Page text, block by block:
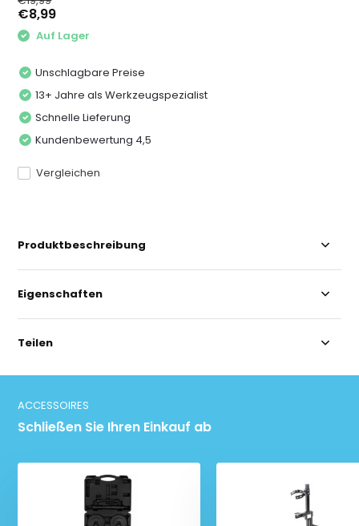
€8,99
Auf Lager
Unschlagbare Preise
13+ Jahre als Werkzeugspezialist
Schnelle Lieferung
Kundenbewertung 4,5
Vergleichen
Produktbeschreibung
Eigenschaften
Teilen
ACCESSOIRES
Schließen Sie Ihren Einkauf ab